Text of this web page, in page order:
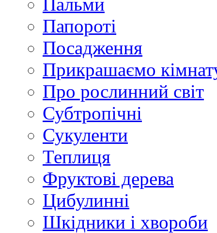
Папороті
Посадження
Прикрашаємо
Про рослинний світ
Субтропічні
Сукуленти
Теплиця
Фруктові дерева
Цибулинні
Шкідники і хвороби